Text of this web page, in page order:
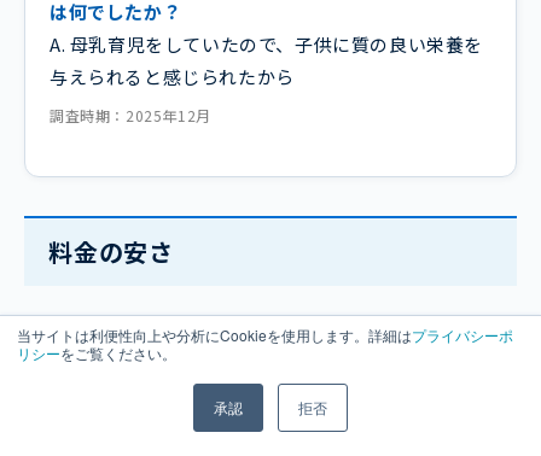
当サイトは利便性向上や分析にCookieを使用します。詳細はプライバシーポ
リシーをご覧ください。
承認 拒否
は何でしたか？
A. 母乳育児をしていたので、子供に質の良い栄養を
与えられると感じられたから
調査時期：2025年12月
料金の安さ
男性 / 茨城県 / 51歳